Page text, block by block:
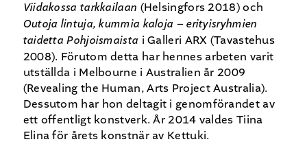
Viidakossa tarkkailaan (Helsingfors 2018) och
Outoja lintuja, kummia kaloja – erityisryhmien
taidetta Pohjoismaista i Galleri ARX (Tavastehus
2008). Förutom detta har hennes arbeten varit
utställda i Melbourne i Australien år 2009
(Revealing the Human, Arts Project Australia).
Dessutom har hon deltagit i genomförandet av
ett offentligt konstverk. År 2014 valdes Tiina
Elina för årets konstnär av Kettuki.